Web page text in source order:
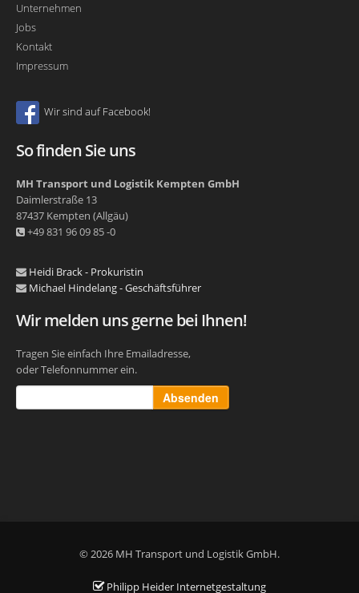
Unternehmen
Jobs
Kontakt
Impressum
Wir sind auf Facebook!
So finden Sie uns
MH Transport und Logistik Kempten GmbH
Daimlerstraße 13
87437 Kempten (Allgäu)
+49 831 96 09 85 -0
Heidi Brack - Prokuristin
Michael Hindelang - Geschäftsführer
Wir melden uns gerne bei Ihnen!
Tragen Sie einfach Ihre Emailadresse,
oder Telefonnummer ein.
Absenden
© 2026 MH Transport und Logistik GmbH.
Philipp Heider Internetgestaltung